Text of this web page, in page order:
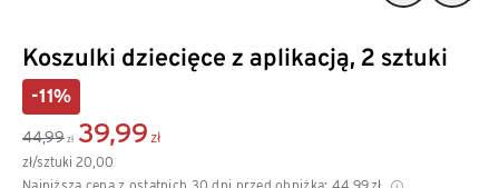
Koszulki dziecięce z aplikacją, 2 sztuki
-11%
44,99 zł 39,99 zł
zł/sztuki 20,00